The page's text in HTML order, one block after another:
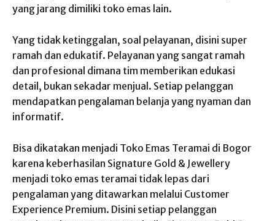
yang jarang dimiliki toko emas lain.
Yang tidak ketinggalan, soal pelayanan, disini super
ramah dan edukatif. Pelayanan yang sangat ramah
dan profesional dimana tim memberikan edukasi
detail, bukan sekadar menjual. Setiap pelanggan
mendapatkan pengalaman belanja yang nyaman dan
informatif.
Bisa dikatakan menjadi Toko Emas Teramai di Bogor
karena keberhasilan Signature Gold & Jewellery
menjadi toko emas teramai tidak lepas dari
pengalaman yang ditawarkan melalui Customer
Experience Premium. Disini setiap pelanggan